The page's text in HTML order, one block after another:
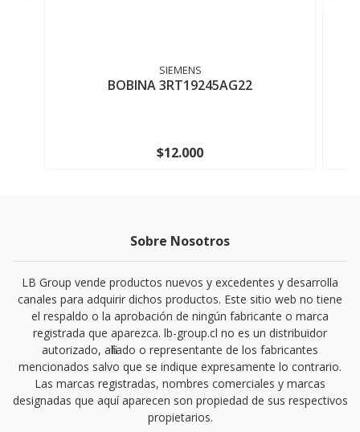
SIEMENS
BOBINA 3RT19245AG22
$12.000
Sobre Nosotros
LB Group vende productos nuevos y excedentes y desarrolla
canales para adquirir dichos productos. Este sitio web no tiene
el respaldo o la aprobación de ningún fabricante o marca
registrada que aparezca. lb-group.cl no es un distribuidor
autorizado, afiliado o representante de los fabricantes
mencionados salvo que se indique expresamente lo contrario.
Las marcas registradas, nombres comerciales y marcas
designadas que aquí aparecen son propiedad de sus respectivos
propietarios.